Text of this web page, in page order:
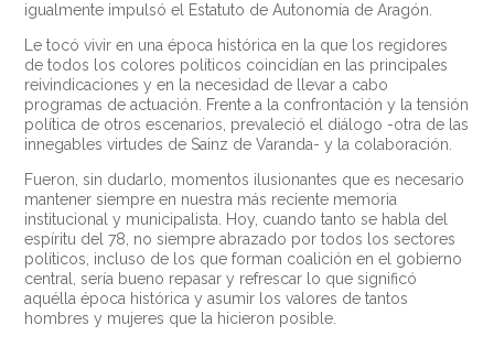
igualmente impulsó el Estatuto de Autonomía de Aragón.
Le tocó vivir en una época histórica en la que los regidores
de todos los colores políticos coincidían en las principales
reivindicaciones y en la necesidad de llevar a cabo
programas de actuación. Frente a la confrontación y la tensión
política de otros escenarios, prevaleció el diálogo -otra de las
innegables virtudes de Sainz de Varanda- y la colaboración.
Fueron, sin dudarlo, momentos ilusionantes que es necesario
mantener siempre en nuestra más reciente memoria
institucional y municipalista. Hoy, cuando tanto se habla del
espíritu del 78, no siempre abrazado por todos los sectores
políticos, incluso de los que forman coalición en el gobierno
central, sería bueno repasar y refrescar lo que significó
aquélla época histórica y asumir los valores de tantos
hombres y mujeres que la hicieron posible.